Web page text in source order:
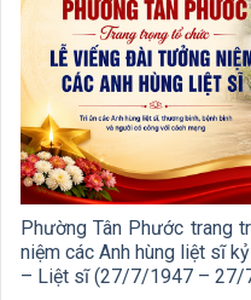
Phường Tân Phước trang
niệm các Anh hùng liệt sĩ
– Liệt sĩ (27/7/1947 – 27/